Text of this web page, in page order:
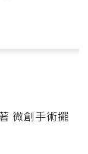
微創手術擺